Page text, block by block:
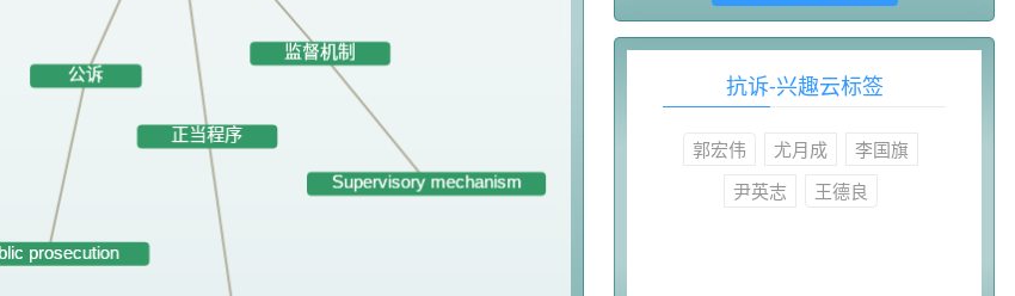
抗诉-兴趣云标签
郭宏伟 尤月成
李国旗
尹英志
王德良